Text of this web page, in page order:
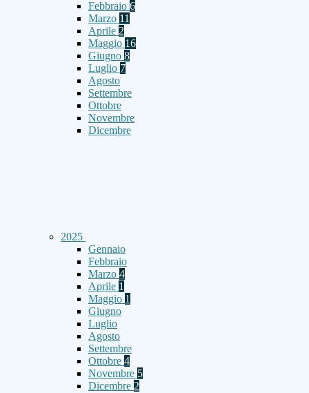
Febbraio 6
Marzo 11
Aprile 2
Maggio 16
Giugno 8
Luglio 7
Agosto
Settembre
Ottobre
Novembre
Dicembre
2025
Gennaio
Febbraio
Marzo 4
Aprile 1
Maggio 1
Giugno
Luglio
Agosto
Settembre
Ottobre 4
Novembre 5
Dicembre 2